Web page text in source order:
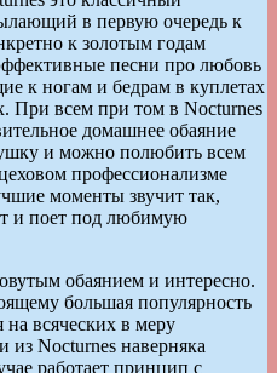
в первую очередь к
к золотым годам
песни про любовь
к ногам и бедрам в куплетах
При всем при том в Nocturnes
домашнее обаяние
и можно полюбить всем
профессионализме
моменты звучит так,
и поет под любимую
обаянием и интересно.
большая популярность
на всяческих в меру
из Nocturnes наверняка
работает принцип с